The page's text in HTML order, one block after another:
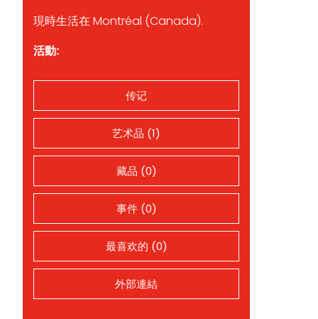
現時生活在 Montréal (Canada).
活動:
传记
艺术品 (1)
藏品 (0)
事件 (0)
最喜欢的 (0)
外部連結